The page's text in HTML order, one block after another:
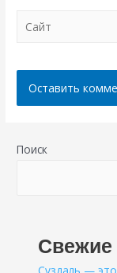
Сайт
Поиск
Свежие